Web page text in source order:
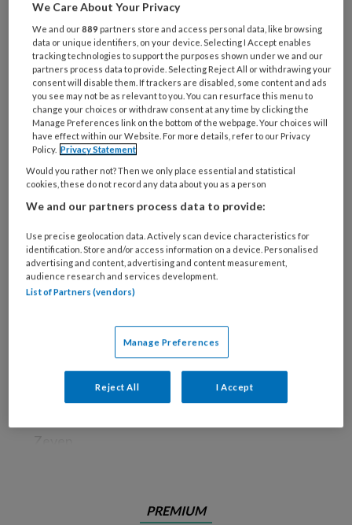
week meer leven. Hij pakt mijn hand
vast en wordt direct emotioneel.
Zwijgend zitten we even naast elkaar,
mijn hand in de zijne. In die stilte kijken
we naar elkaar. Een blik die meer zegt
dan duizend woorden.
PREMIUM
We Care About Your Privacy
We and our889 partners store and access personal data, like browsing
data or unique identifiers, on your device. Selecting I Accept enables
tracking technologies to support the purposes shown under we and our
partners process data to provide. Selecting Reject All or withdrawing your
consent will disable them. If trackers are disabled, some content and ads
you see may not be as relevant to you. You can resurface this menu to
change your choices or withdraw consent at any time by clicking the
Manage Preferences link on the bottom of the webpage. Your choices will
have effect within our Website. For more details, refer to our Privacy
Policy. Privacy Statement
Would you rather not? Then we only place essential and statistical
cookies, these do not record any data about you as a person
We and our partners process data to provide:
Use precise geolocation data. Actively scan device characteristics for
identification. Store and/or access information on a device. Personalised
advertising and content, advertising and content measurement,
audience research and services development.
List of Partners (vendors)
Manage Preferences
Reject All I Accept